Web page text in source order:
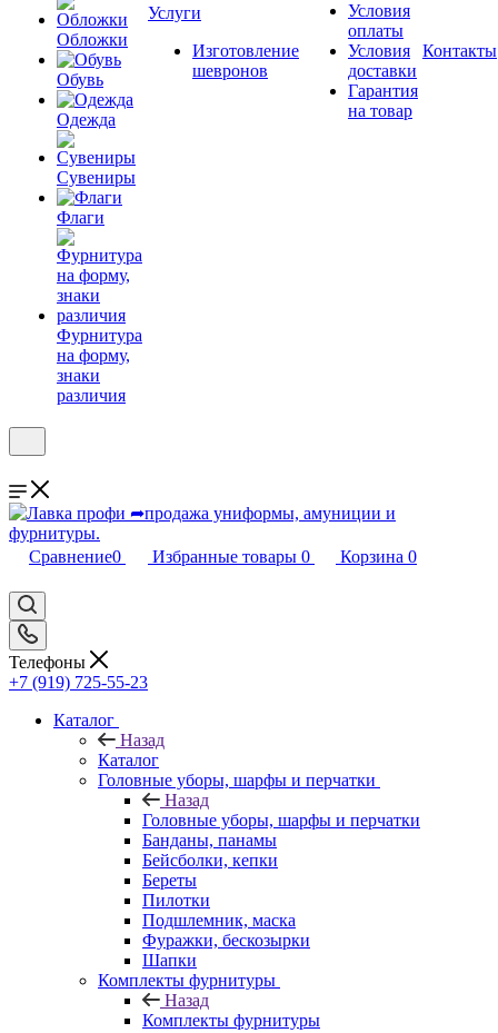
Обложки
Обувь
Одежда
Сувениры
Флаги
Фурнитура
на форму,
знаки
различия
Услуги
Изготовление
шевронов
Условия
оплаты
Условия
доставки
Гарантия
на товар
Контакты
Сравнение0 Избранные товары 0 Корзина 0
Телефоны
+7 (919) 725-55-23
Каталог
Назад
Каталог
Головные уборы, шарфы и перчатки
Назад
Головные уборы, шарфы и перчатки
Банданы, панамы
Бейсболки, кепки
Береты
Пилотки
Подшлемник, маска
Фуражки, бескозырки
Шапки
Комплекты фурнитуры
Назад
Комплекты фурнитуры